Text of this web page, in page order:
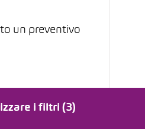
i filtri (3)
un preventivo